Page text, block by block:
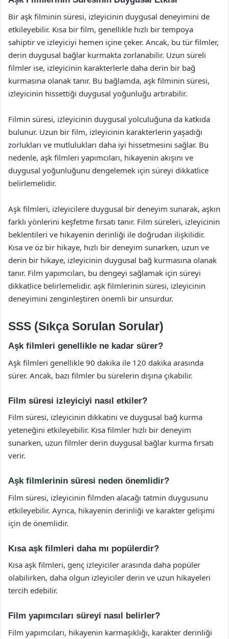
Bir aşk filminin süresi, izleyicinin duygusal deneyimini de
etkileyebilir. Kısa bir film, genellikle hızlı bir tempoya
sahiptir ve izleyiciyi hemen içine çeker. Ancak, bu tür filmler,
derin duygusal bağlar kurmakta zorlanabilir. Uzun süreli
filmler ise, izleyicinin karakterlerle daha derin bir bağ
kurmasına olanak tanır. Bu bağlamda, aşk filminin süresi,
izleyicinin hissettiği duygusal yoğunluğu artırabilir.
Filmin süresi, izleyicinin duygusal yolculuğuna da katkıda
bulunur. Uzun bir film, izleyicinin karakterlerin yaşadığı
zorlukları ve mutlulukları daha iyi hissetmesini sağlar. Bu
nedenle, aşk filmleri yapımcıları, hikayenin akışını ve
duygusal yoğunluğunu dengelemek için süreyi dikkatlice
belirlemelidir.
Aşk filmleri, izleyicilere duygusal bir deneyim sunarak, aşkın
farklı yönlerini keşfetme fırsatı tanır. Film süreleri, izleyicinin
beklentileri ve hikayenin derinliği ile doğrudan ilişkilidir.
Kısa ve öz bir hikaye, hızlı bir deneyim sunarken, uzun ve
derin bir hikaye, izleyicinin duygusal bağ kurmasına olanak
tanır. Film yapımcıları, bu dengeyi sağlamak için süreyi
dikkatlice belirlemelidir. aşk filmlerinin süresi, izleyicinin
deneyimini zenginleştiren önemli bir unsurdur.
SSS (Sıkça Sorulan Sorular)
Aşk filmleri genellikle ne kadar sürer?
Aşk filmleri genellikle 90 dakika ile 120 dakika arasında
sürer. Ancak, bazı filmler bu sürelerin dışına çıkabilir.
Film süresi izleyiciyi nasıl etkiler?
Film süresi, izleyicinin dikkatini ve duygusal bağ kurma
yeteneğini etkileyebilir. Kısa filmler hızlı bir deneyim
sunarken, uzun filmler derin duygusal bağlar kurma fırsatı
verir.
Aşk filmlerinin süresi neden önemlidir?
Film süresi, izleyicinin filmden alacağı tatmin duygusunu
etkileyebilir. Ayrıca, hikayenin derinliği ve karakter gelişimi
için de önemlidir.
Kısa aşk filmleri daha mı popülerdir?
Kısa aşk filmleri, genç izleyiciler arasında daha popüler
olabilirken, daha olgun izleyiciler derin ve uzun hikayeleri
tercih edebilir.
Film yapımcıları süreyi nasıl belirler?
Film yapımcıları, hikayenin karmaşıklığı, karakter derinliği